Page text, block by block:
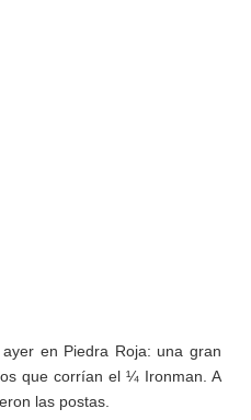
en Piedra Roja: una gran
que corrían el ¼ Ironman. A
las postas.